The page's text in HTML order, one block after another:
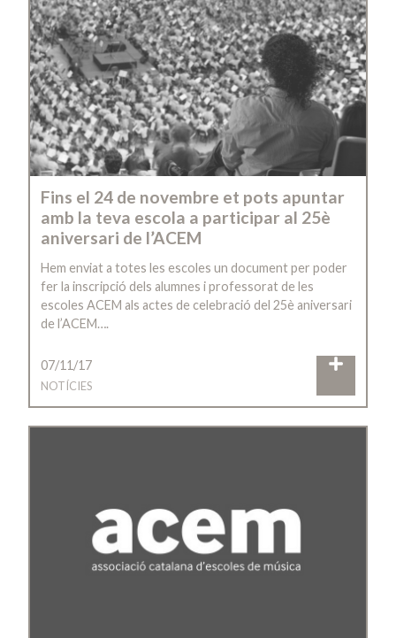
Fins el 24 de novembre et pots apuntar
amb la teva escola a participar al 25è
aniversari de l’ACEM
Hem enviat a totes les escoles un document per poder
fer la inscripció dels alumnes i professorat de les
escoles ACEM als actes de celebració del 25è aniversari
de l’ACEM….
07/11/17
NOTÍCIES